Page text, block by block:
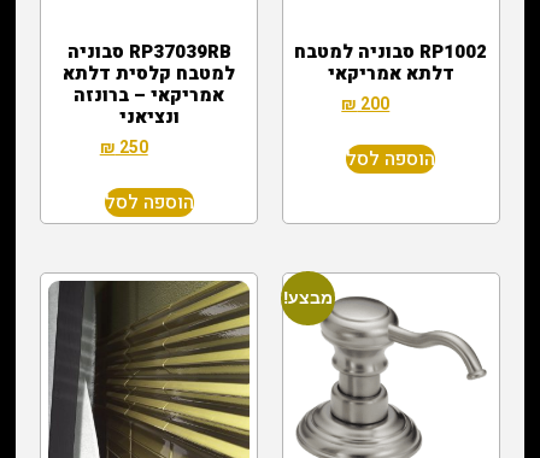
RP1002 סבוניה למטבח
דלתא אמריקאי
₪200
הוספה לסל
RP37039RB סבוניה
למטבח קלסית דלתא
אמריקאי – ברונזה
ונציאני
₪250
הוספה לסל
מבצע!